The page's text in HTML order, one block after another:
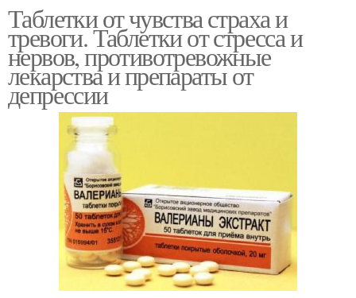
Таблетки от чувства страха и
тревоги. Таблетки от стресса и
нервов, противотревожные
лекарства и препараты от
депрессии